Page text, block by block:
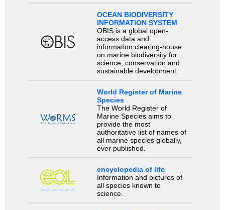
OCEAN BIODIVERSITY
INFORMATION SYSTEM
OBIS is a global open-
access data and
information clearing-house
on marine biodiversity for
science, conservation and
sustainable development.
World Register of Marine
Species
The World Register of
Marine Species aims to
provide the most
authoritative list of names of
all marine species globally,
ever published.
encyclopedia of life
Information and pictures of
all species known to
science.